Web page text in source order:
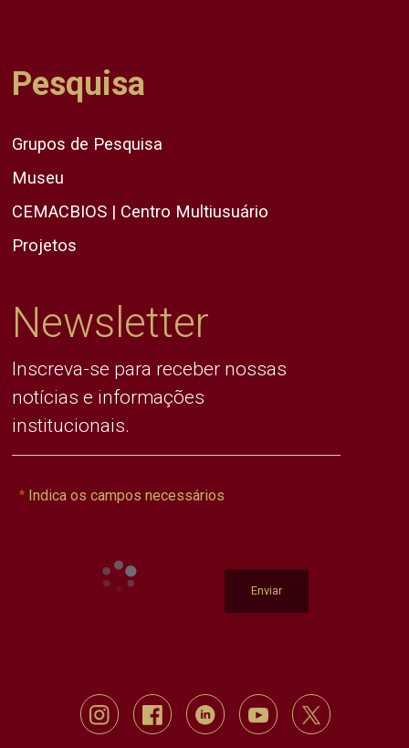
Pesquisa
Grupos de Pesquisa
Museu
CEMACBIOS | Centro Multiusuário
Projetos
Newsletter
Inscreva-se para receber nossas
notícias e informações
institucionais.
Indica os campos necessários
Enviar